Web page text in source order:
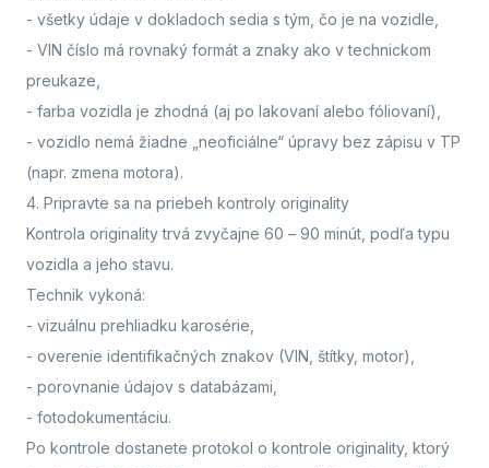
- všetky údaje v dokladoch sedia s tým, čo je na vozidle,
- VIN číslo má rovnaký formát a znaky ako v technickom
preukaze,
- farba vozidla je zhodná (aj po lakovaní alebo fóliovaní),
- vozidlo nemá žiadne „neoficiálne“ úpravy bez zápisu v TP
(napr. zmena motora).
4. Pripravte sa na priebeh kontroly originality
Kontrola originality trvá zvyčajne 60 – 90 minút , podľa typu
vozidla a jeho stavu.
Technik vykoná:
- vizuálnu prehliadku karosérie,
- overenie identifikačných znakov (VIN, štítky, motor),
- porovnanie údajov s databázami,
- fotodokumentáciu.
Po kontrole dostanete protokol o kontrole originality, ktorý